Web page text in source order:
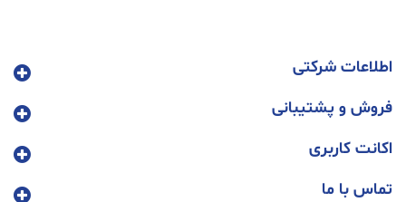
اطلاعات شرکتی
فروش و پشتیبانی
اکانت کاربری
تماس با ما